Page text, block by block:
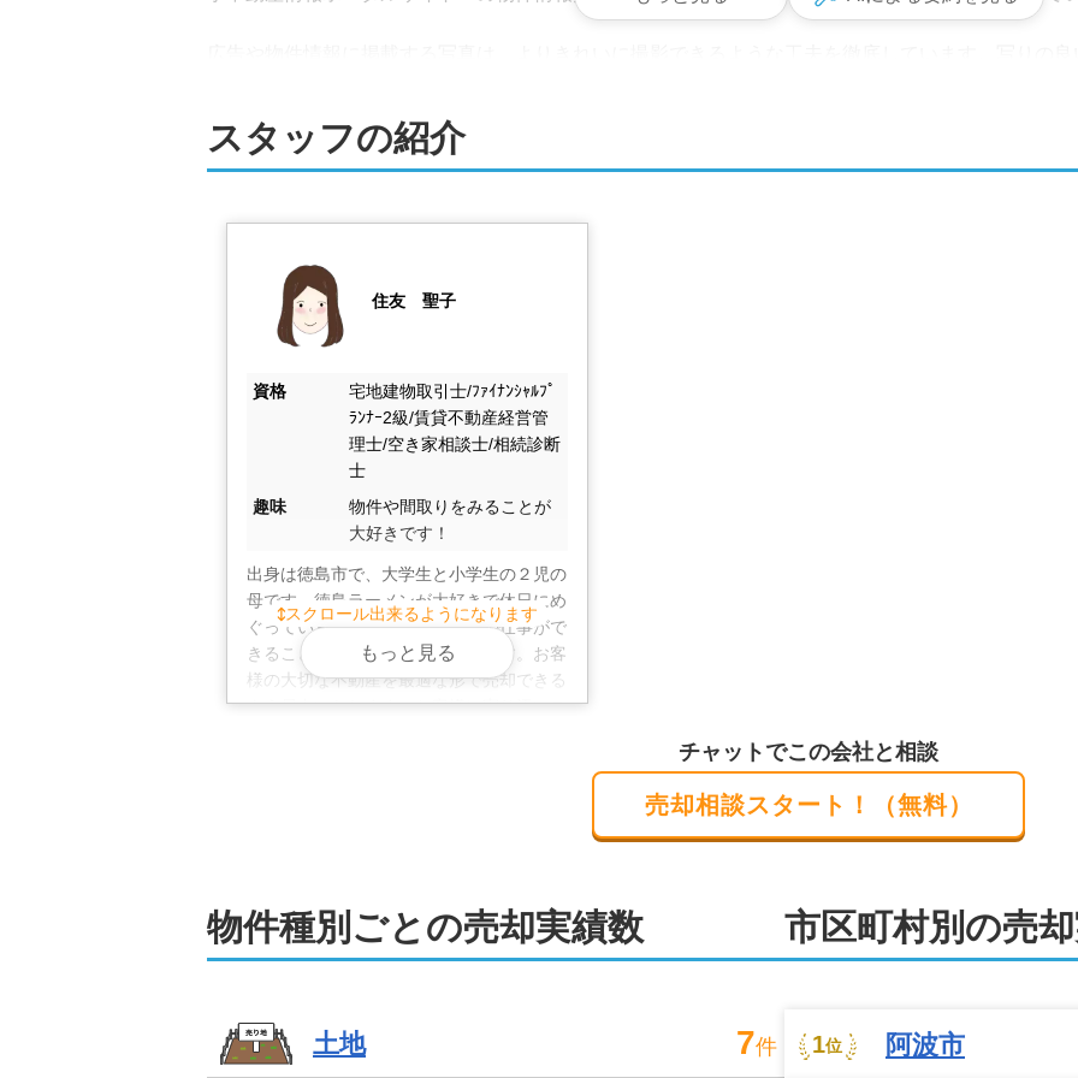
迅速なレスポンスと対応で、売却チャンスを逃しません。売主様のご意向を最優先した売却活動を展
ぜひ弊社にお任せください。
買取も可能です！リフォームや解体工事などにも対応いたし
弊社では、買取による売却をお選びいただくことも可能です。売却を急がれる場合や周囲に知られ
合わせください。田んぼなどの農地や山林、市街化調整区域にある物件などの売却もご相談いただけ
やご状況に応じてご利用ください。
さらに賃貸仲介も扱っておりますので、ご売却後の住み替え先として賃貸住宅が必要な場合のご紹
売却時のお困りごとやお悩みごとにも親身に対応いたします。お気軽にご相談ください。
不動産売却は、めだか不動産 株式会社R&S企画にお任せくだ
弊社では、相続による売却や空き家の売却なども得意としております。空き家相談士、相続診断士
く、ファイナンシャルプランナーとも連携。空き家やお金の問題も安心してご相談いただけます。
来店のお時間が取れない場合は、オンライン相談もお受けしております。
ご売却後も長くお付き合いできる関係性が築けるよう、売主様にご満足いただけるまでわかりやす
ますので、不動産売却はぜひ弊社にお任せください。
スタッフの紹介
住友　聖子
資格
宅地建物取引士/ﾌｧｲﾅﾝｼｬﾙﾌﾟ
ﾗﾝﾅｰ2級/賃貸不動産経営管
理士/空き家相談士/相続診断
士
趣味
物件や間取りをみることが
大好きです！
出身は徳島市で、大学生と小学生の２児の
母です。徳島ラーメンが大好きで休日にめ
ぐっています！大好きな不動産の仕事がで
きることにやりがいを感じています。お客
様の大切な不動産を最適な形で売却できる
よう尽力いたします。お客様に寄り添いご
スクロール出来るようになります
もっと見る
チャットでこの会社と相談
売却相談スタート！（無料）
物件種別ごとの売却実績数
土地 7件
市区町村別の売
1位 阿波市